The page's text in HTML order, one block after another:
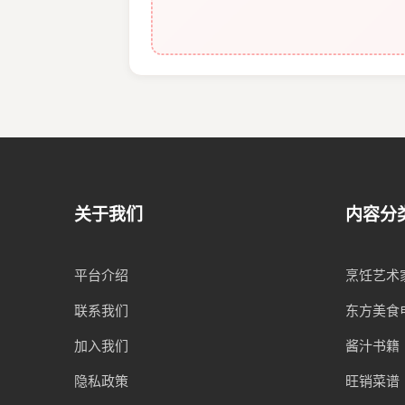
关于我们
平台介绍
联系我们
加入我们
隐私政策
内容分
烹饪艺术
东方美食
酱汁书籍
旺销菜谱